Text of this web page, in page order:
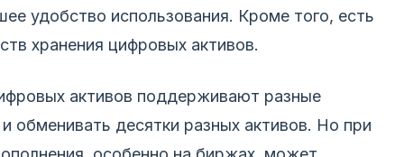
удобство использования. Кроме того, есть
хранения цифровых активов.
активов поддерживают разные
обменивать десятки разных активов. Но при